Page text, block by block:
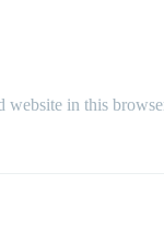
website in this